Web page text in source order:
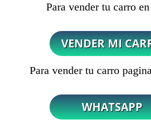
Para vender tu carro
Para vender tu carro